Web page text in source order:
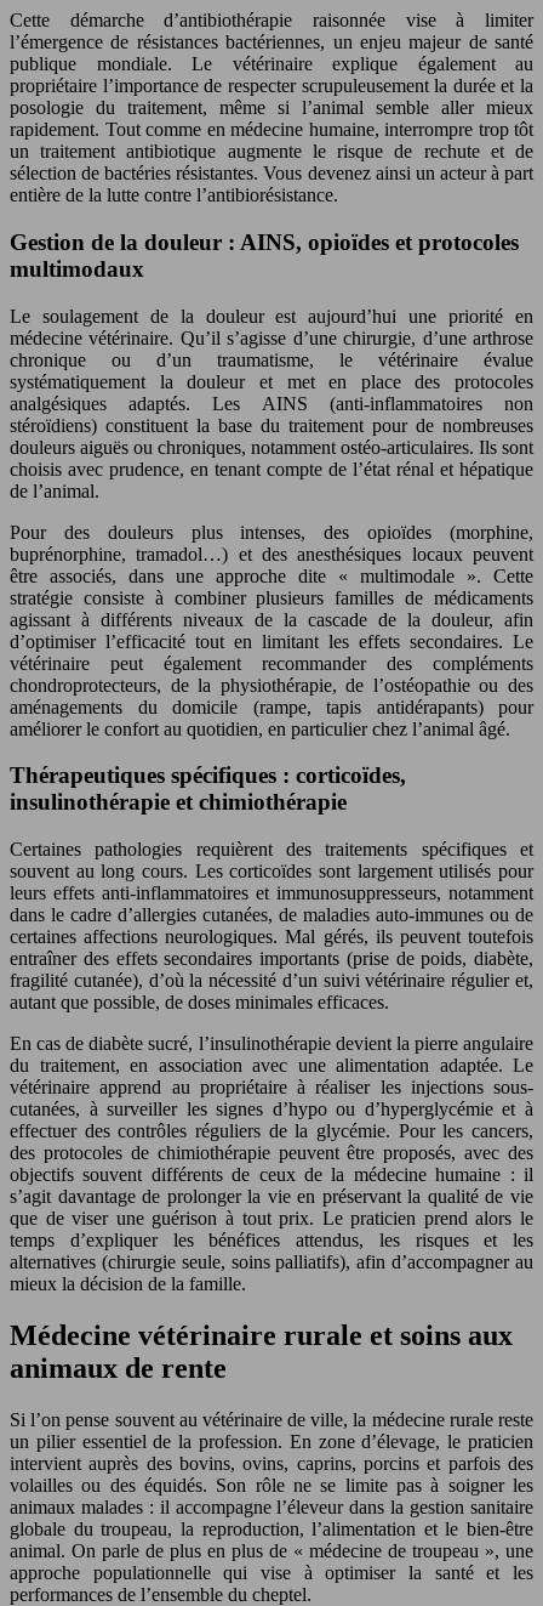
Cette démarche d’antibiothérapie raisonnée vise à limiter
l’émergence de résistances bactériennes, un enjeu majeur de santé
publique mondiale. Le vétérinaire explique également au
propriétaire l’importance de respecter scrupuleusement la durée et la
posologie du traitement, même si l’animal semble aller mieux
rapidement. Tout comme en médecine humaine, interrompre trop tôt
un traitement antibiotique augmente le risque de rechute et de
sélection de bactéries résistantes. Vous devenez ainsi un acteur à part
entière de la lutte contre l’antibiorésistance.
Gestion de la douleur : AINS, opioïdes et protocoles
multimodaux
Le soulagement de la douleur est aujourd’hui une priorité en
médecine vétérinaire. Qu’il s’agisse d’une chirurgie, d’une arthrose
chronique ou d’un traumatisme, le vétérinaire évalue
systématiquement la douleur et met en place des protocoles
analgésiques adaptés. Les AINS (anti-inflammatoires non
stéroïdiens) constituent la base du traitement pour de nombreuses
douleurs aiguës ou chroniques, notamment ostéo-articulaires. Ils sont
choisis avec prudence, en tenant compte de l’état rénal et hépatique
de l’animal.
Pour des douleurs plus intenses, des opioïdes (morphine,
buprénorphine, tramadol…) et des anesthésiques locaux peuvent
être associés, dans une approche dite « multimodale ». Cette
stratégie consiste à combiner plusieurs familles de médicaments
agissant à différents niveaux de la cascade de la douleur, afin
d’optimiser l’efficacité tout en limitant les effets secondaires. Le
vétérinaire peut également recommander des compléments
chondroprotecteurs, de la physiothérapie, de l’ostéopathie ou des
aménagements du domicile (rampe, tapis antidérapants) pour
améliorer le confort au quotidien, en particulier chez l’animal âgé.
Thérapeutiques spécifiques : corticoïdes,
insulinothérapie et chimiothérapie
Certaines pathologies requièrent des traitements spécifiques et
souvent au long cours. Les corticoïdes sont largement utilisés pour
leurs effets anti-inflammatoires et immunosuppresseurs, notamment
dans le cadre d’allergies cutanées, de maladies auto-immunes ou de
certaines affections neurologiques. Mal gérés, ils peuvent toutefois
entraîner des effets secondaires importants (prise de poids, diabète,
fragilité cutanée), d’où la nécessité d’un suivi vétérinaire régulier et,
autant que possible, de doses minimales efficaces.
En cas de diabète sucré, l’insulinothérapie devient la pierre angulaire
du traitement, en association avec une alimentation adaptée. Le
vétérinaire apprend au propriétaire à réaliser les injections sous-
cutanées, à surveiller les signes d’hypo ou d’hyperglycémie et à
effectuer des contrôles réguliers de la glycémie. Pour les cancers,
des protocoles de chimiothérapie peuvent être proposés, avec des
objectifs souvent différents de ceux de la médecine humaine : il
s’agit davantage de prolonger la vie en préservant la qualité de vie
que de viser une guérison à tout prix. Le praticien prend alors le
temps d’expliquer les bénéfices attendus, les risques et les
alternatives (chirurgie seule, soins palliatifs), afin d’accompagner au
mieux la décision de la famille.
Médecine vétérinaire rurale et soins aux
animaux de rente
Si l’on pense souvent au vétérinaire de ville, la médecine rurale reste
un pilier essentiel de la profession. En zone d’élevage, le praticien
intervient auprès des bovins, ovins, caprins, porcins et parfois des
volailles ou des équidés. Son rôle ne se limite pas à soigner les
animaux malades : il accompagne l’éleveur dans la gestion sanitaire
globale du troupeau, la reproduction, l’alimentation et le bien-être
animal. On parle de plus en plus de « médecine de troupeau », une
approche populationnelle qui vise à optimiser la santé et les
performances de l’ensemble du cheptel.